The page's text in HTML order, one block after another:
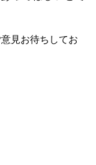
見お待ちしてお